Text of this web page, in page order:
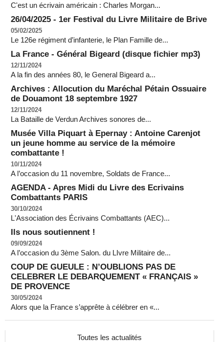
C'est un écrivain américain : Charles Morgan...
26/04/2025 - 1er Festival du Livre Militaire de Brive
05/02/2025
Le 126e régiment d’infanterie, le Plan Famille de...
La France - Général Bigeard (disque fichier mp3)
12/11/2024
A la fin des années 80, le General Bigeard a...
Archives : Allocution du Maréchal Pétain Ossuaire
de Douamont 18 septembre 1927
12/11/2024
La Bataille de Verdun Archives sonores de...
Musée Villa Piquart à Epernay : Antoine Carenjot
un jeune homme au service de la mémoire
combattante !
10/11/2024
A l’occasion du 11 novembre, Soldats de France...
AGENDA - Apres Midi du Livre des Ecrivains
Combattants PARIS
30/10/2024
L'Association des Écrivains Combattants (AEC)...
Ils nous soutiennent !
09/09/2024
A l’occasion du 3ème Salon. du LIvre Militaire de...
COUP DE GUEULE : N’OUBLIONS PAS DE
CELEBRER LE DEBARQUEMENT « FRANÇAIS »
DE PROVENCE
30/05/2024
Alors que la France s’apprête à célébrer en «...
Toutes les actualités